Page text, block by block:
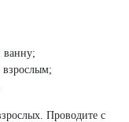
ванну;
Проводите с